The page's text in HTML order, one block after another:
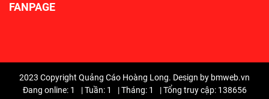
FANPAGE
2023 Copyright Quảng Cáo Hoàng Long. Design by bmweb.vn
Đang online: 1
|Tuần: 1 |Tháng: 1 |Tổng truy cập: 138656